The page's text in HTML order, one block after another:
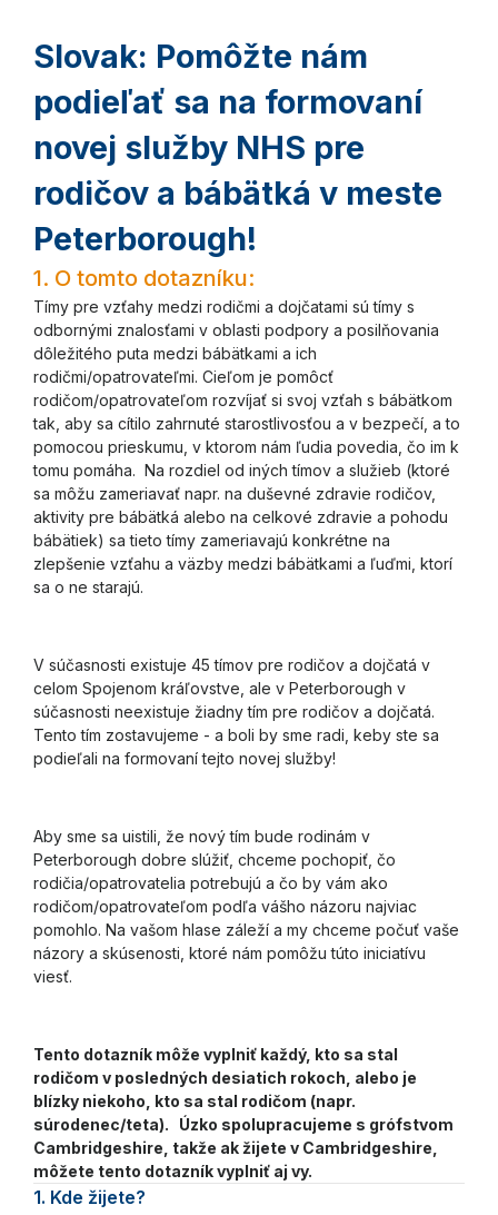
Slovak: Pomôžte nám
podieľať sa na formovaní
novej služby NHS pre
rodičov a bábätká v meste
Peterborough!
1. O tomto dotazníku:
Tímy pre vzťahy medzi rodičmi a dojčatami sú tímy s
odbornými znalosťami v oblasti podpory a posilňovania
dôležitého puta medzi bábätkami a ich
rodičmi/opatrovateľmi. Cieľom je pomôcť
rodičom/opatrovateľom rozvíjať si svoj vzťah s bábätkom
tak, aby sa cítilo zahrnuté starostlivosťou a v bezpečí, a to
pomocou prieskumu, v ktorom nám ľudia povedia, čo im k
tomu pomáha. Na rozdiel od iných tímov a služieb (ktoré
sa môžu zameriavať napr. na duševné zdravie rodičov,
aktivity pre bábätká alebo na celkové zdravie a pohodu
bábätiek) sa tieto tímy zameriavajú konkrétne na
zlepšenie vzťahu a väzby medzi bábätkami a ľuďmi, ktorí
sa o ne starajú.
V súčasnosti existuje 45 tímov pre rodičov a dojčatá v
celom Spojenom kráľovstve, ale v Peterborough v
súčasnosti neexistuje žiadny tím pre rodičov a dojčatá.
Tento tím zostavujeme - a boli by sme radi, keby ste sa
podieľali na formovaní tejto novej služby!
Aby sme sa uistili, že nový tím bude rodinám v
Peterborough dobre slúžiť, chceme pochopiť, čo
rodičia/opatrovatelia potrebujú a čo by vám ako
rodičom/opatrovateľom podľa vášho názoru najviac
pomohlo. Na vašom hlase záleží a my chceme počuť vaše
názory a skúsenosti, ktoré nám pomôžu túto iniciatívu
viesť.
Tento dotazník môže vyplniť každý, kto sa stal
rodičom v posledných desiatich rokoch, alebo je
blízky niekoho, kto sa stal rodičom (napr.
súrodenec/teta). Úzko spolupracujeme s grófstvom
Cambridgeshire, takže ak žijete v Cambridgeshire,
môžete tento dotazník vyplniť aj vy.
1. Question
Kde žijete?